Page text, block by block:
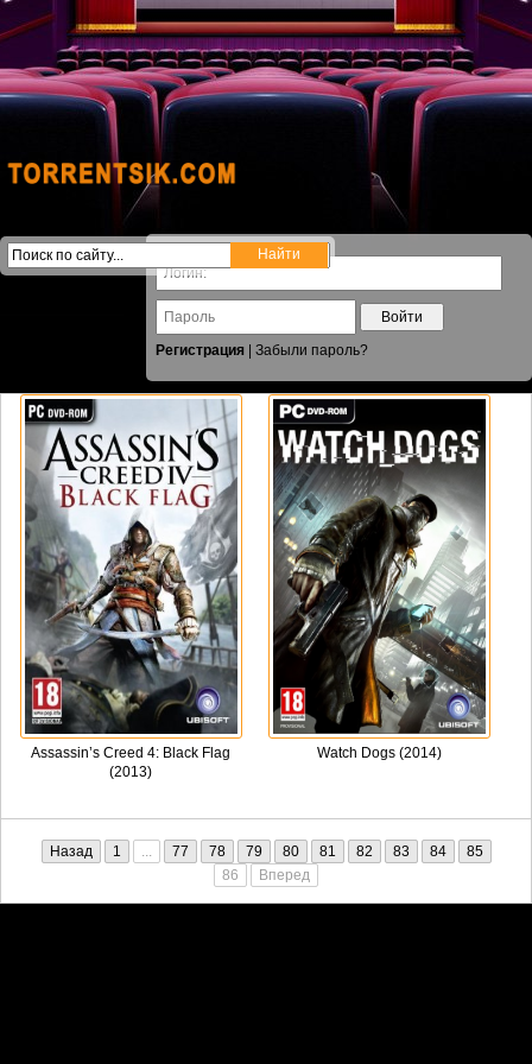
Войти
Регистрация
Забыли пароль?
Assassin’s Creed 4: Black Flag
(2013)
Watch Dogs (2014)
Назад 1 ... 77 78 79 80 81 82 83 84
85
86
Вперед